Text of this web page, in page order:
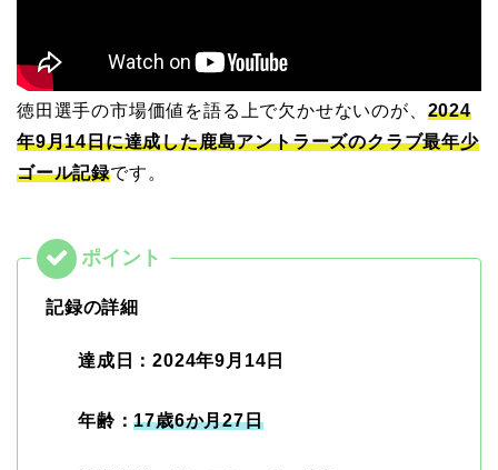
徳田選手の市場価値を語る上で欠かせないのが、 2024
年9月14日に達成した鹿島アントラーズのクラブ最年少
ゴール記録です。
記録の詳細
達成日：2024年9月14日
年齢：17歳6か月27日